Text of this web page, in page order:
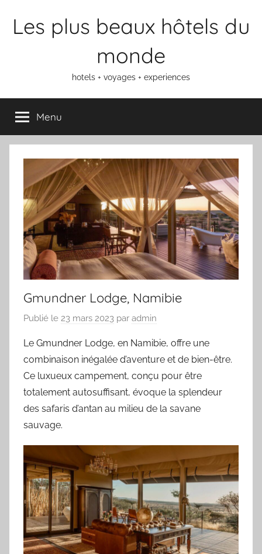
Les plus beaux hôtels du
monde
hotels + voyages + experiences
Menu
Gmundner Lodge, Namibie
Publié le 23 mars 2023 par admin
Le Gmundner Lodge, en Namibie, offre une
combinaison inégalée d’aventure et de bien-être.
Ce luxueux campement, conçu pour être
totalement autosuffisant, évoque la splendeur
des safaris d’antan au milieu de la savane
sauvage.